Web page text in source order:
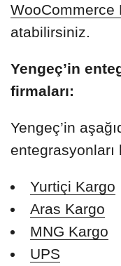
WooCommerce
atabilirsiniz.
Yengeç’in
firmaları:
Yengeç’in
entegrasyonları
Yurtiçi Kargo
Aras Kargo
MNG Kargo
UPS